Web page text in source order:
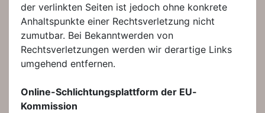
der verlinkten Seiten ist jedoch ohne konkrete
Anhaltspunkte einer Rechtsverletzung nicht
zumutbar. Bei Bekanntwerden von
Rechtsverletzungen werden wir derartige Links
umgehend entfernen.
Online-Schlichtungsplattform der EU-
Kommission